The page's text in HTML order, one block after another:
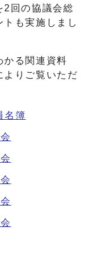
2回の協議会総
も実施しまし
る関連資料
よりご覧いただ
名簿